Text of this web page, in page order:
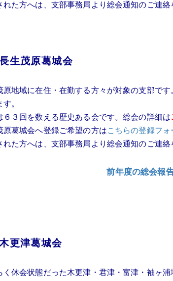
れた方へは、支部事務局より総会通知のご連絡
生茂原葛城会
原地域に在住・在勤する方々が対象の支部で
。
６３回を数える歴史ある会です。総会の詳細は
原葛城会へ登録ご希望の方はこちらの登録フォ
れた方へは、支部事務局より総会通知のご連絡
前年度の総会報
更津葛城会
く休会状態だった木更津・君津・富津・袖ヶ浦